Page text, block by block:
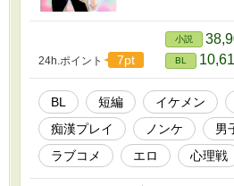
24h.ポイント 7pt
小説
BL
BL 短編 イケメン
痴漢プレイ
ノンケ
男
ラブコメ
エロ 心理戦